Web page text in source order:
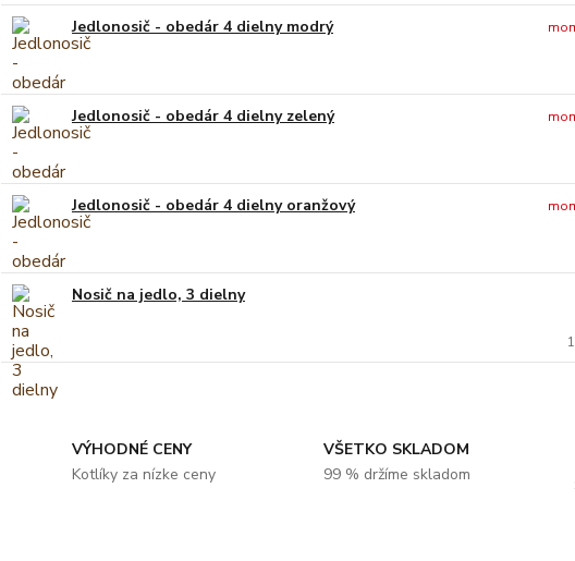
Jedlonosič - obedár 4 dielny modrý
Jedlonosič - obedár 4 dielny zelený
Jedlonosič - obedár 4 dielny oranžový
Nosič na jedlo, 3 dielny
VÝHODNÉ CENY
Kotlíky za nízke ceny
VŠETKO SKLADOM
99 % držíme skladom